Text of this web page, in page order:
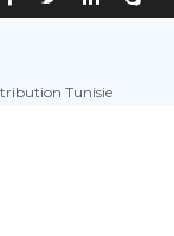
Tunisie